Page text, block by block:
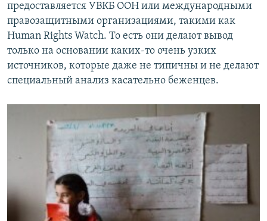
предоставляется УВКБ ООН или международными
правозащитными организациями, такими как
Human Rights Watch. То есть они делают вывод
только на основании каких-то очень узких
источников, которые даже не типичны и не делают
специальный анализ касательно беженцев.